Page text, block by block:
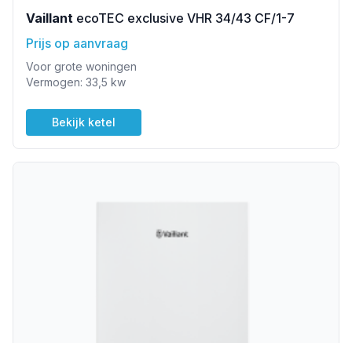
Vaillant ecoTEC exclusive VHR 34/43 CF/1-7
Prijs op aanvraag
Voor grote woningen
Vermogen: 33,5 kw
Bekijk ketel